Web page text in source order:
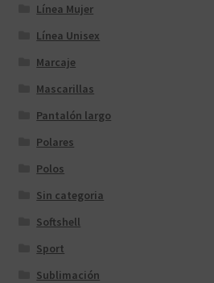
Línea Mujer
Línea Unisex
Marcaje
Mascarillas
Pantalón largo
Polares
Polos
Sin categoria
Softshell
Sport
Sublimación